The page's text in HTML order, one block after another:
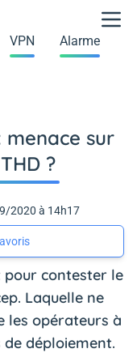
VPN Alarme
menace sur
?
2020 à 14h17
pour contester le
Laquelle ne
les opérateurs à
déploiement.